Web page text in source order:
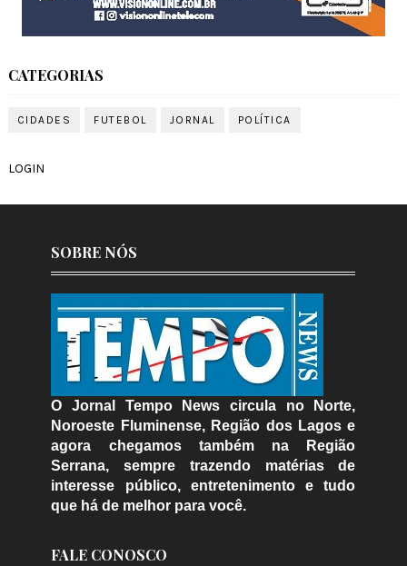
CATEGORIAS
CIDADES FUTEBOL JORNAL POLÍTICA
LOGIN
SOBRE NÓS
O Jornal Tempo News circula no Norte,
Noroeste Fluminense, Região dos Lagos e
agora chegamos também na Região
Serrana, sempre trazendo matérias de
interesse público, entretenimento e tudo
que há de melhor para você.
FALE CONOSCO